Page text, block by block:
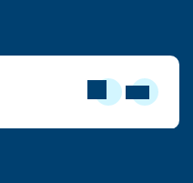
PESQUISAR
ABRIR